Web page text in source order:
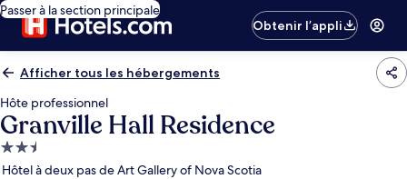
Passer à la section principale
Obtenir l’appli
Afficher tous les hébergements
Hôte professionnel
Granville Hall Residence
Hébergement
2.5 étoiles
Hôtel à deux pas de Art Gallery of Nova Scotia